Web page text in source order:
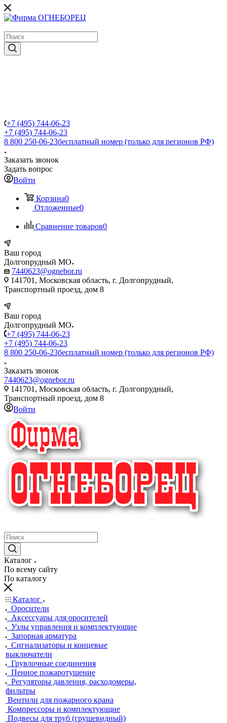
+7 (495) 744-06-23
+7 (495) 744-06-23
8 800 250-06-23бесплатный номер (только для регионов РФ)
Заказать звонок
Задать вопрос
Войти
Корзина0
Отложенные0
Сравнение товаров0
Ваш город
Долгопрудный МО
7440623@ognebor.ru
141701, Московская область, г. Долгопрудный,
Транспортный проезд, дом 8
Ваш город
Долгопрудный МО
+7 (495) 744-06-23
+7 (495) 744-06-23
8 800 250-06-23бесплатный номер (только для регионов РФ)
Заказать звонок
7440623@ognebor.ru
141701, Московская область, г. Долгопрудный,
Транспортный проезд, дом 8
Войти
Каталог
По всему сайту
По каталогу
Каталог
Оросители
Аксессуары для оросителей
Узлы управления и комплектующие
Запорная арматура
Сигнализаторы и концевые
выключатели
Грувлочные соединения
Пенное пожаротушение
Регуляторы давления, расходомеры,
фильтры
Вентили для пожарного крана
Компрессоры и комплектующие
Подвесы для труб (грушевидный)